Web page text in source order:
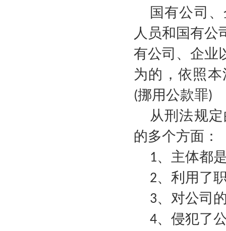
国有公司
人员和国有公
有公司、企业
为的，依照
(挪用公款罪)
从刑法规
的多个方面：
1、主体都
2、利用了
3、对公司
4、侵犯了